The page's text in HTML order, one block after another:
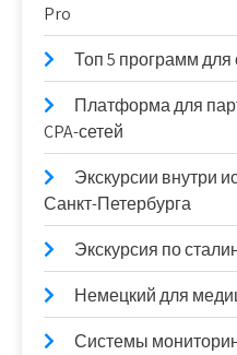
Pro
Топ 5 программ
Платформа для
CPA-сетей
Экскурсии внутри
Санкт-Петербурга
Экскурсия по
Немецкий для
Системы